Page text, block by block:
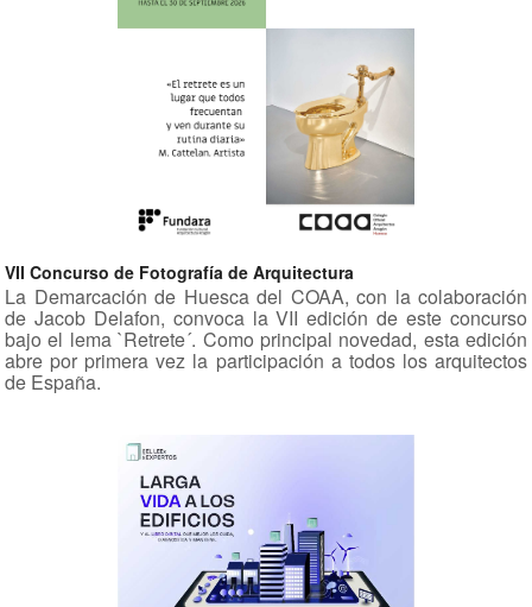
VII Concurso de Fotografía de Arquitectura
La Demarcación de Huesca del COAA, con la colaboración
de Jacob Delafon, convoca la VII edición de este concurso
bajo el lema `Retrete´. Como principal novedad, esta edición
abre por primera vez la participación a todos los arquitectos
de España.